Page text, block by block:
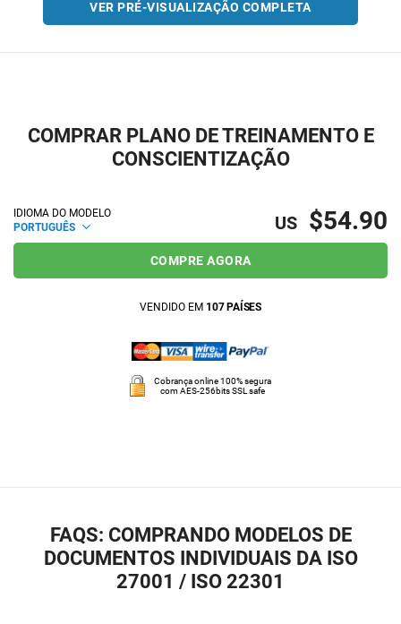
VER PRÉ-VISUALIZAÇÃO COMPLETA
COMPRAR PLANO DE TREINAMENTO E
CONSCIENTIZAÇÃO
IDIOMA DO MODELO
PORTUGUÊS
US $54.90
COMPRE AGORA
VENDIDO EM 107 PAÍSES
Cobrança online 100% segura
com AES-256bits SSL safe
FAQS: COMPRANDO MODELOS DE
DOCUMENTOS INDIVIDUAIS DA ISO
27001 / ISO 22301